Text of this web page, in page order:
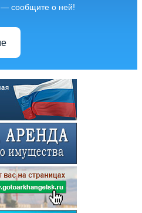
— сообщите о ней!